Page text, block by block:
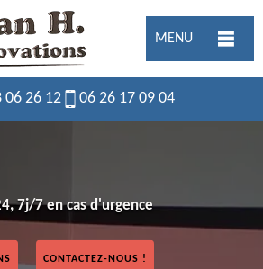
MENU
06 26 12 06 26 17 09 04
7j/7 en cas d'urgence
CONTACTEZ-NOUS !